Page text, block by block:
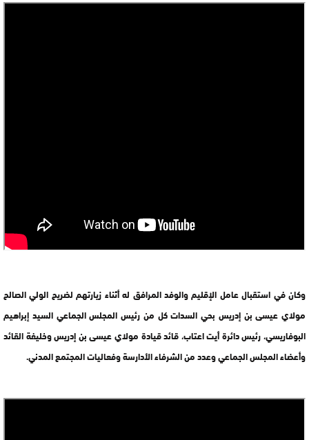
وكان في استقبال عامل الإقليم والوفد المرافق له أثناء زيارتهم لضريح الولي الصالح
مولاي عيسى بن إدريس بحي السدات كل من رئيس المجلس الجماعي السيد إبراهيم
البوفاريسي، رئيس دائرة أيت اعتاب، قائد قيادة مولاي عيسى بن إدريس وخليفة القائد
وأعضاء المجلس الجماعي وعدد من الشرفاء الأدارسة وفعاليات المجتمع المدني.